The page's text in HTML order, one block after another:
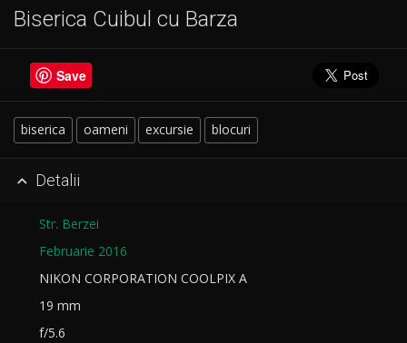
Biserica Cuibul cu Barza
Save
biserica oameni excursie blocuri
 Detalii
Str. Berzei
Februarie 2016
NIKON CORPORATION COOLPIX A
19 mm
f/5.6